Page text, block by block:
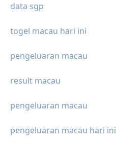
data sgp
togel macau hari ini
pengeluaran macau
result macau
pengeluaran macau
pengeluaran macau hari ini